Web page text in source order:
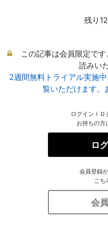
残り
この記事は会員限定で
読みい
2週間無料トライアル実施
覧いただけます。
ログインＩＤ
お持ちの方
ロ
会員登録
こち
会